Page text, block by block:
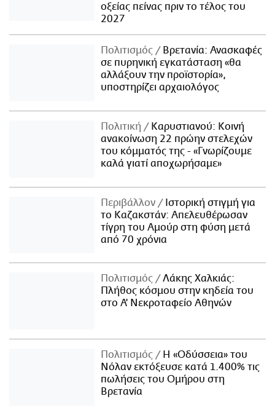
οξείας πείνας πριν το τέλος του
2027
Πολιτισμός
Βρετανία: Ανασκαφές
σε πυρηνική εγκατάσταση «θα
αλλάξουν την προϊστορία»,
υποστηρίζει αρχαιολόγος
Πολιτική
Καρυστιανού: Κοινή
ανακοίνωση 22 πρώην στελεχών
του κόμματός της - «Γνωρίζουμε
καλά γιατί αποχωρήσαμε»
Περιβάλλον
Ιστορική στιγμή για
το Καζακστάν: Απελευθέρωσαν
τίγρη του Αμούρ στη φύση μετά
από 70 χρόνια
Πολιτισμός
Λάκης Χαλκιάς:
Πλήθος κόσμου στην κηδεία του
στο Α' Νεκροταφείο Αθηνών
Πολιτισμός
Η «Οδύσσεια» του
Νόλαν εκτόξευσε κατά 1.400% τις
πωλήσεις του Ομήρου στη
Βρετανία